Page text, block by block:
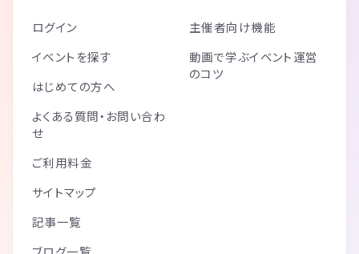
ログイン
イベントを探す
はじめての方へ
よくある質問・お問い合わ
せ
ご利用料金
サイトマップ
記事一覧
主催者向け機能
動画で学ぶイベント運営
のコツ